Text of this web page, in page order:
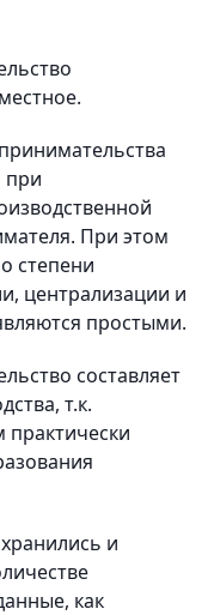
при
При этом
степени
централизации и
простыми.
составляет
т.к.
и
как